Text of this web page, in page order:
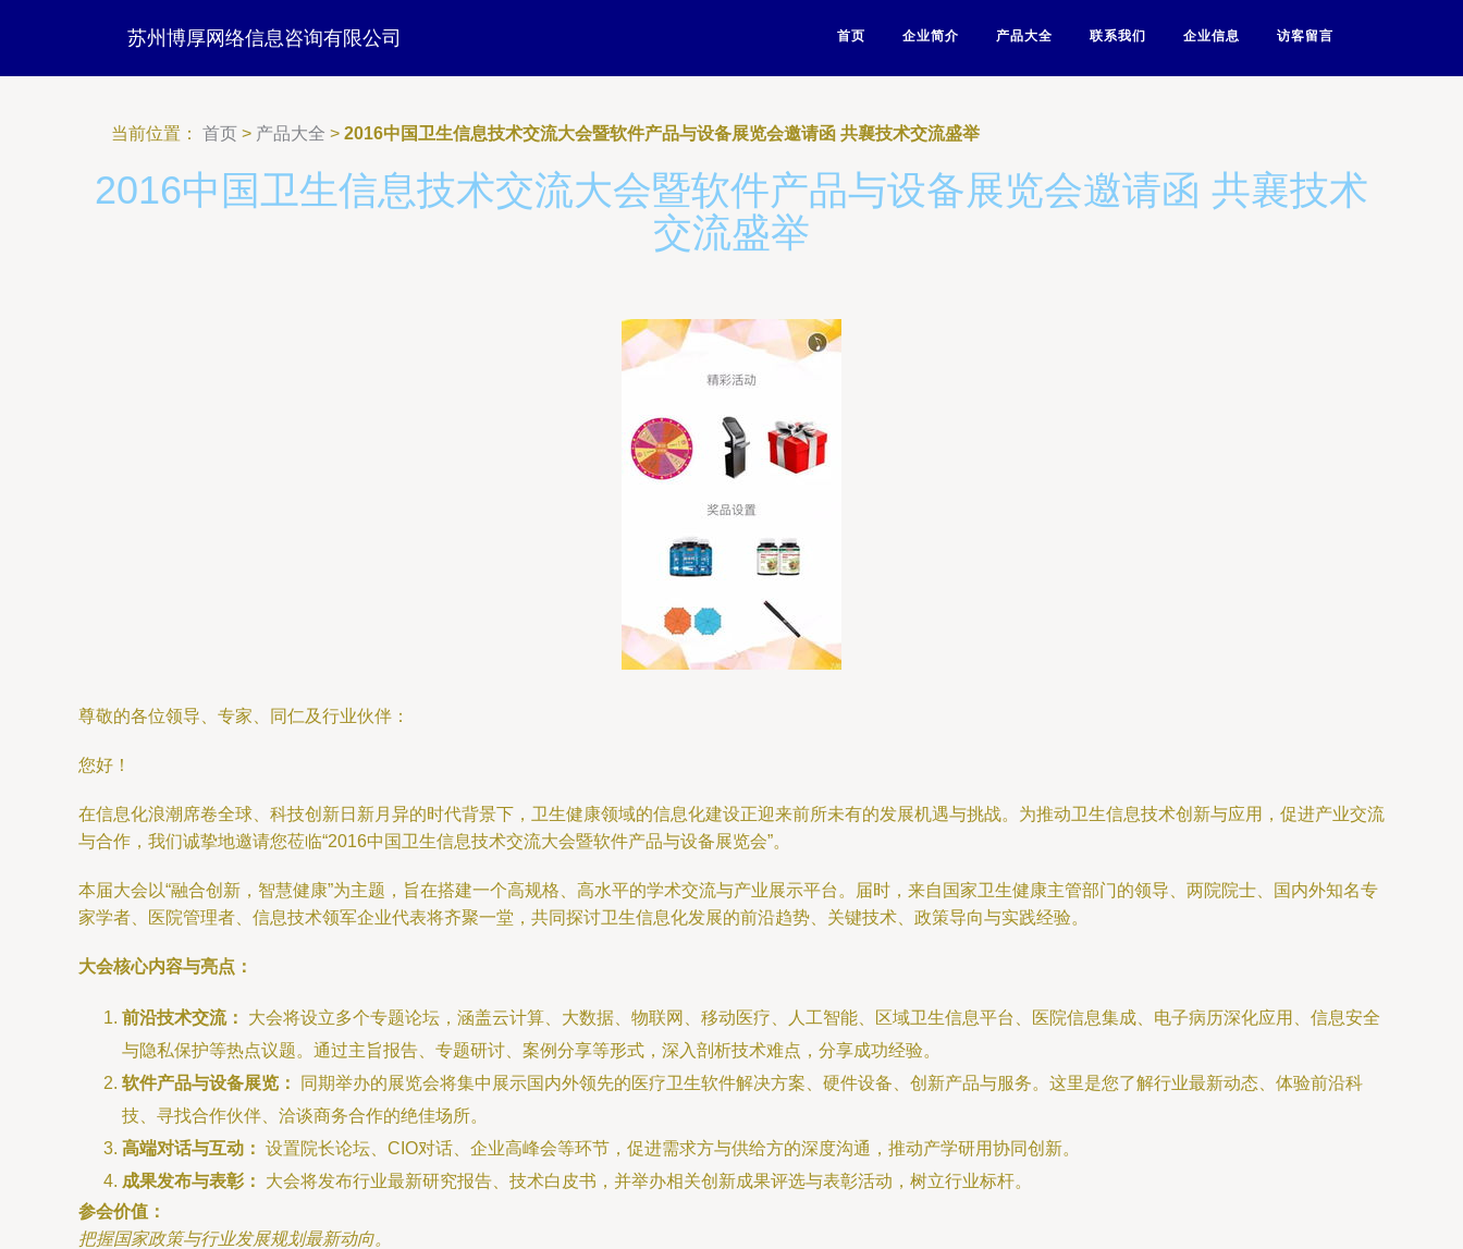
苏州博厚网络信息咨询有限公司 首页 企业简介 产品大全 联系我们 企业信息 访客留言
当前位置： 首页 > 产品大全 > 2016中国卫生信息技术交流大会暨软件产品与设备展览会邀请函 共襄技术交流盛举
2016中国卫生信息技术交流大会暨软件产品与设备展览会邀请函 共襄技术
交流盛举
尊敬的各位领导、专家、同仁及行业伙伴：
您好！
在信息化浪潮席卷全球、科技创新日新月异的时代背景下，卫生健康领域的信息化建设正迎来前所未有的发展机遇与挑战。为推动卫生信息技术创新与应用，促进产业交流
与合作，我们诚挚地邀请您莅临“2016中国卫生信息技术交流大会暨软件产品与设备展览会”。
本届大会以“融合创新，智慧健康”为主题，旨在搭建一个高规格、高水平的学术交流与产业展示平台。届时，来自国家卫生健康主管部门的领导、两院院士、国内外知名专
家学者、医院管理者、信息技术领军企业代表将齐聚一堂，共同探讨卫生信息化发展的前沿趋势、关键技术、政策导向与实践经验。
大会核心内容与亮点：
前沿技术交流：
大会将设立多个专题论坛，涵盖云计算、大数据、物联网、移动医疗、人工智能、区域卫生信息平台、医院信息集成、电子病历深化应用、信息安全
与隐私保护等热点议题。通过主旨报告、专题研讨、案例分享等形式，深入剖析技术难点，分享成功经验。
软件产品与设备展览：
同期举办的展览会将集中展示国内外领先的医疗卫生软件解决方案、硬件设备、创新产品与服务。这里是您了解行业最新动态、体验前沿科
技、寻找合作伙伴、洽谈商务合作的绝佳场所。
高端对话与互动： 设置院长论坛、CIO对话、企业高峰会等环节，促进需求方与供给方的深度沟通，推动产学研用协同创新。
成果发布与表彰：
大会将发布行业最新研究报告、技术白皮书，并举办相关创新成果评选与表彰活动，树立行业标杆。
参会价值：
把握国家政策与行业发展规划最新动向。